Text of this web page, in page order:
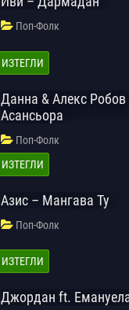
Поп-Фолк
ИЗТЕГЛИ
Данна & Алекс
Асансьора
Поп-Фолк
ИЗТЕГЛИ
Азис – Мангава Ту
Поп-Фолк
ИЗТЕГЛИ
Джордан ft.